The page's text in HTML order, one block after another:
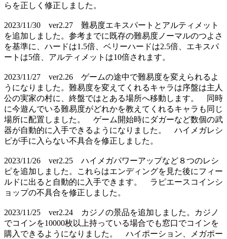
らを正しく修正しました。
2023/11/30 ver2.27 難易度エキスパートとアルティメット
を追加しました。参考までに既存の難易度ノーマルのつよさ
を基準に、ハードは1.5倍、ベリーハードは2.5倍、エキスパ
ートは5倍、アルティメットは10倍されます。
2023/11/27 ver2.26 ゲームの途中で難易度を変えられるよ
うになりました。難易度を変えてくれるキャラは序盤は主人
公の実家の村に、終盤ではとある場所へ移動します。 同時
に今遊んでいる難易度がどれかを教えてくれるキャラも同じ
場所に配置しました。 ゲーム開始時にダガーなど数個の武
器が自動的に入手できるようになりました。 ハイメガレシ
ピが手に入らない不具合を修正しました。
2023/11/26 ver2.25 ハイメガパワーアップなど８つのレシ
ピを追加しました。これらはエンディングを見た後にフィー
ルドに出ると自動的に入手できます。 ラピエースコインシ
ョップの不具合を修正しました。
2023/11/25 ver2.24 カジノの景品を追加しました。カジノ
でコインを10000枚以上持っている場合でも窓口でコインを
購入できるようになりました。 ハイポーション、メガポー